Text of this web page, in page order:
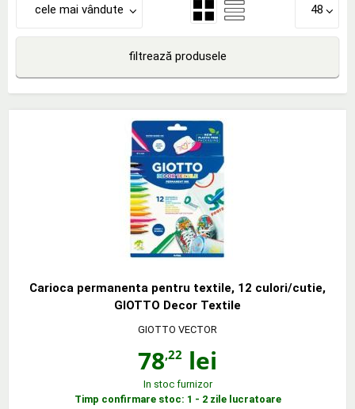
cele mai vândute 48
filtrează produsele
Carioca permanenta pentru textile, 12 culori/cutie,
GIOTTO Decor Textile
GIOTTO VECTOR
78,22 lei
In stoc furnizor
Timp confirmare stoc: 1 - 2 zile lucratoare